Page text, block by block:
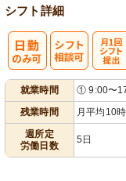
シフト詳細
就業時間
① 9:00〜
残業時間
月平均10
週所定
労働日数
5日